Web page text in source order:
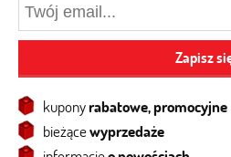
Zapisz
kuponyrabatowe, promocyjne
bieżącewyprzedaże